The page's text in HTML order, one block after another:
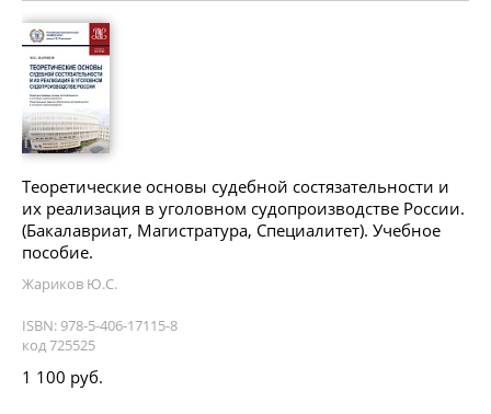
Теоретические основы судебной состязательности и
их реализация в уголовном судопроизводстве России.
(Бакалавриат, Магистратура, Специалитет). Учебное
пособие.
Жариков Ю.С.
ISBN: 978-5-406-17115-8
код 725525
1 100 руб.